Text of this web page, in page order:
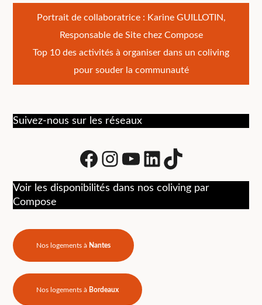
Navigation
de
l’article
Portrait de collaboratrice : Karine GUILLOTIN,
Responsable de Site chez Compose
Top 10 des activités à organiser dans un coliving
pour souder la communauté
Suivez-nous sur les réseaux
Facebook
Instagram
Youtube
LinkedIn
tiktok
Voir les disponibilités dans nos coliving par
Compose
Nos logements à Nantes
Nos logements à Bordeaux